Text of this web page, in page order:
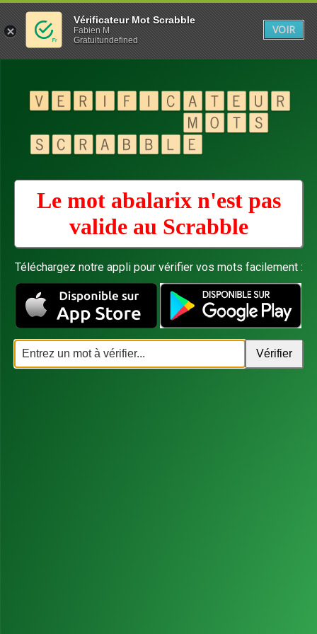
Le mot abalarix n'est pas
valide au Scrabble
Téléchargez notre appli pour vérifier vos mots facilement :
Vérificateur Mot Scrabble
Fabien M
Gratuitundefined
VOIR